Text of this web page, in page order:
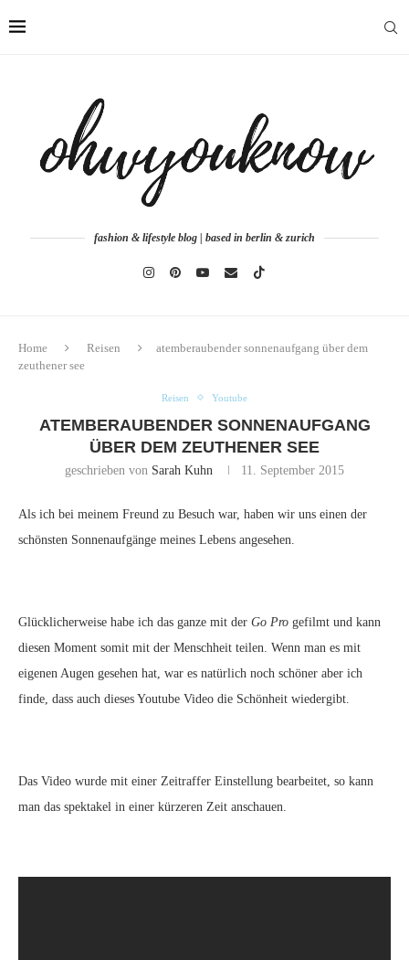
fashion & lifestyle blog | based in berlin & zurich
Home Reisen
atemberaubender sonnenaufgang über dem
zeuthener see
Reisen Youtube
ATEMBERAUBENDER SONNENAUFGANG
ÜBER DEM ZEUTHENER SEE
geschrieben von Sarah Kuhn 11. September 2015
Als ich bei meinem Freund zu Besuch war, haben wir uns einen der
schönsten Sonnenaufgänge meines Lebens angesehen.
Glücklicherweise habe ich das ganze mit der Go Pro gefilmt und kann
diesen Moment somit mit der Menschheit teilen. Wenn man es mit
eigenen Augen gesehen hat, war es natürlich noch schöner aber ich
finde, dass auch dieses Youtube Video die Schönheit wiedergibt.
Das Video wurde mit einer Zeitraffer Einstellung bearbeitet, so kann
man das spektakel in einer kürzeren Zeit anschauen.